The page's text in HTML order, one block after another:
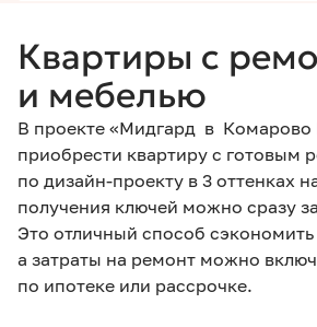
Квартиры с
и мебелью
В проекте «Мидгард в
приобрести квартиру с готовым
по дизайн-проекту в 3 оттенках
получения ключей можно сразу
Это отличный способ
а затраты на ремонт можно
по ипотеке или рассрочке.